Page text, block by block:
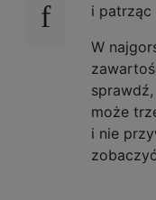
i patrząc
W
może
i nie